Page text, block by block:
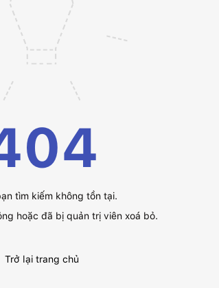
tìm kiếm không tồn tại.
hoặc đã bị quản trị viên xoá bỏ.
Trở lại trang chủ